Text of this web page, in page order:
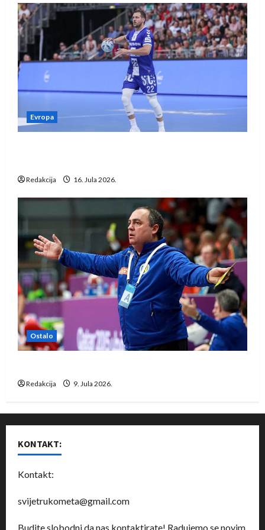
Evropa
Redakcija 16. Jula 2026.
Ostalo
Redakcija 9. Jula 2026.
KONTAKT:
Kontakt:
svijetrukometa@gmail.com
Budite slobodni da nas kontaktirate! Radujemo se novim